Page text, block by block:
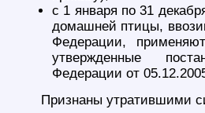
с 1 января по 31
домашней птицы,
Федерации,
утвержденные
Федерации от
Признаны утратившими